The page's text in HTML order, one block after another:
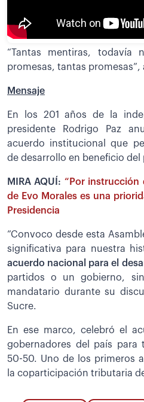
“Tantas mentiras, todavía
promesas, tantas promesas”,
Mensaje
En los 201 años de la
presidente Rodrigo Paz
acuerdo institucional que
de desarrollo en beneficio del
MIRA AQUÍ: “Por instrucción
de Evo Morales es una
Presidencia
”Convoco desde esta
significativa para nuestra
acuerdo nacional para el
partidos o un gobierno,
mandatario durante su
Sucre.
En ese marco, celebró el
gobernadores del país para
50-50. Uno de los primeros
la coparticipación tributaria